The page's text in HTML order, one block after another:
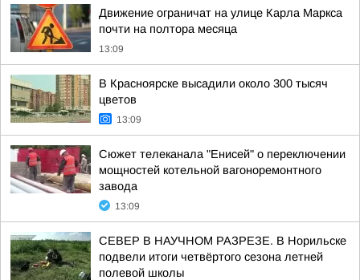
Движение ограничат на улице Карла Маркса
почти на полтора месяца
13:09
В Красноярске высадили около 300 тысяч
цветов
13:09
Сюжет телеканала "Енисей" о переключении
мощностей котельной вагоноремонтного
завода
13:09
СЕВЕР В НАУЧНОМ РАЗРЕЗЕ. В Норильске
подвели итоги четвёртого сезона летней
полевой школы